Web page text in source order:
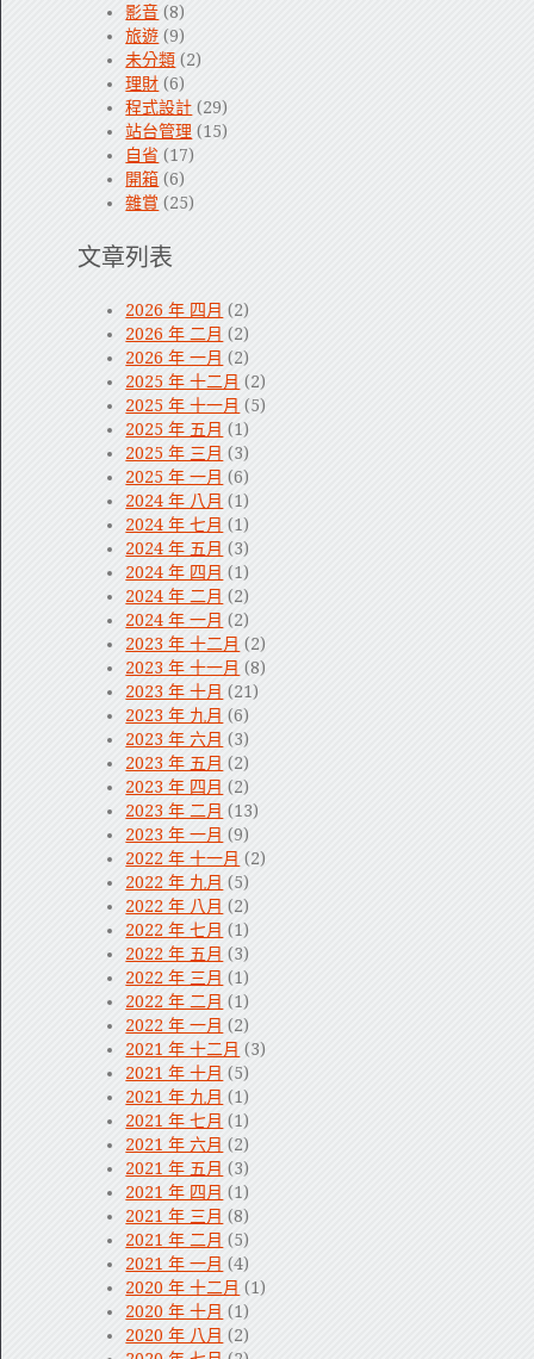
影音 (8)
旅遊 (9)
未分類 (2)
理財 (6)
程式設計 (29)
站台管理 (15)
自省 (17)
開箱 (6)
雜賞 (25)
文章列表
2026 年 四月 (2)
2026 年 二月 (2)
2026 年 一月 (2)
2025 年 十二月 (2)
2025 年 十一月 (5)
2025 年 五月 (1)
2025 年 三月 (3)
2025 年 一月 (6)
2024 年 八月 (1)
2024 年 七月 (1)
2024 年 五月 (3)
2024 年 四月 (1)
2024 年 二月 (2)
2024 年 一月 (2)
2023 年 十二月 (2)
2023 年 十一月 (8)
2023 年 十月 (21)
2023 年 九月 (6)
2023 年 六月 (3)
2023 年 五月 (2)
2023 年 四月 (2)
2023 年 二月 (13)
2023 年 一月 (9)
2022 年 十一月 (2)
2022 年 九月 (5)
2022 年 八月 (2)
2022 年 七月 (1)
2022 年 五月 (3)
2022 年 三月 (1)
2022 年 二月 (1)
2022 年 一月 (2)
2021 年 十二月 (3)
2021 年 十月 (5)
2021 年 九月 (1)
2021 年 七月 (1)
2021 年 六月 (2)
2021 年 五月 (3)
2021 年 四月 (1)
2021 年 三月 (8)
2021 年 二月 (5)
2021 年 一月 (4)
2020 年 十二月 (1)
2020 年 十月 (1)
2020 年 八月 (2)